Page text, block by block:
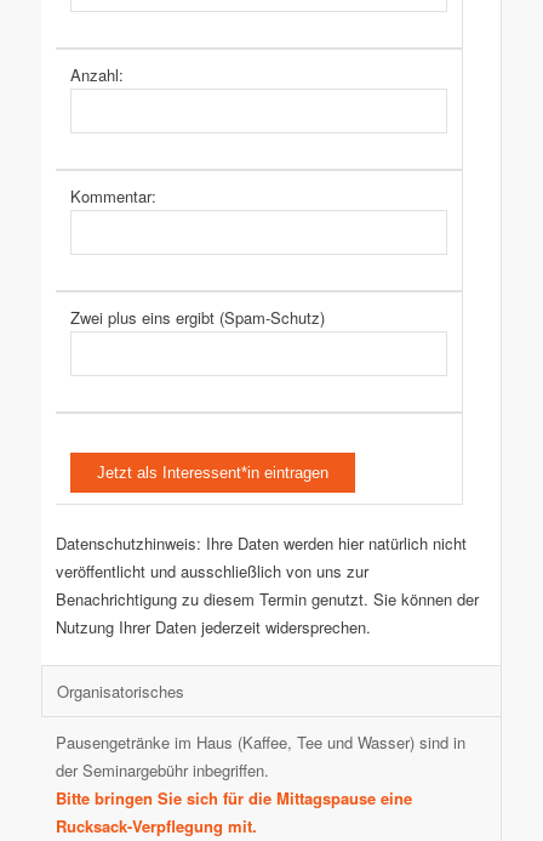
Anzahl:
Kommentar:
Zwei plus eins ergibt (Spam-Schutz)
Datenschutzhinweis: Ihre Daten werden hier natürlich nicht
veröffentlicht und ausschließlich von uns zur
Benachrichtigung zu diesem Termin genutzt. Sie können der
Nutzung Ihrer Daten jederzeit widersprechen.
Organisatorisches
Pausengetränke im Haus (Kaffee, Tee und Wasser) sind in
der Seminargebühr inbegriffen.
Bitte bringen Sie sich für die Mittagspause eine
Rucksack-Verpflegung mit.